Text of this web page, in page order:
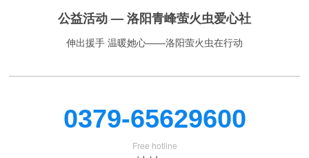
公益活动 — 洛阳青峰萤火虫爱心社
伸出援手 温暖她心——洛阳萤火虫在行动
0379-65629600
Free hotline